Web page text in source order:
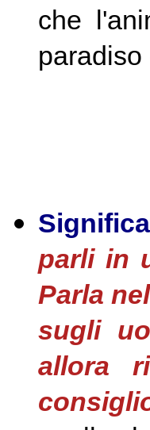
che
parli in
Parla
sugli
allora